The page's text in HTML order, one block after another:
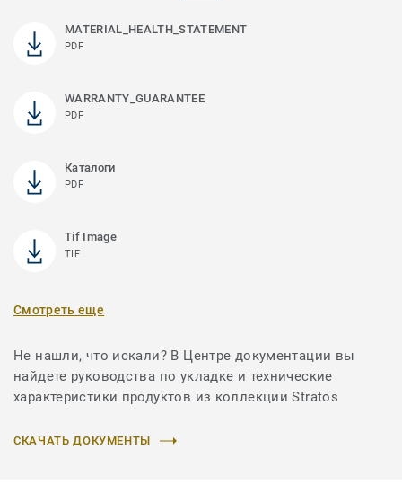
MATERIAL_HEALTH_STATEMENT
PDF
WARRANTY_GUARANTEE
PDF
Каталоги
PDF
Tif Image
TIF
Смотреть еще
Не нашли, что искали? В Центре документации вы
найдете руководства по укладке и технические
характеристики продуктов из коллекции Stratos
СКАЧАТЬ ДОКУМЕНТЫ